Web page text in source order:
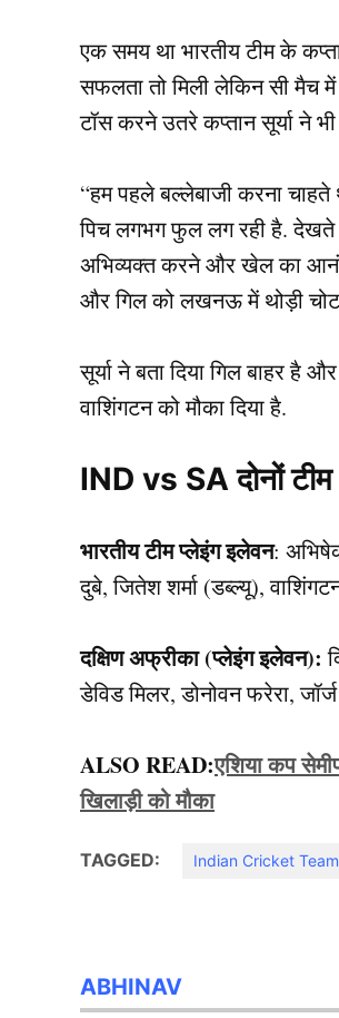
एक समय था भारतीय टीम के
सफलता तो मिली लेकिन सी मैच
टॉस करने उतरे कप्तान सूर्या ने
“हम पहले बल्लेबाजी करना
पिच लगभग फुल लग रही है. देखते
अभिव्यक्त करने और खेल का
और गिल को लखनऊ में थोड़ी
सूर्या ने बता दिया गिल बाहर
वाशिंगटन को मौका दिया है.
IND vs SA दोनों
भारतीय टीम प्लेइंग इलेवन:
दुबे, जितेश शर्मा (डब्ल्यू),
दक्षिण अफ्रीका (प्लेइंग इलेवन):
डेविड मिलर, डोनोवन फरेरा,
ALSO READ:एशिया कप
खिलाड़ी को मौका
TAGGED: Indian Cricket Team
ABHINAV